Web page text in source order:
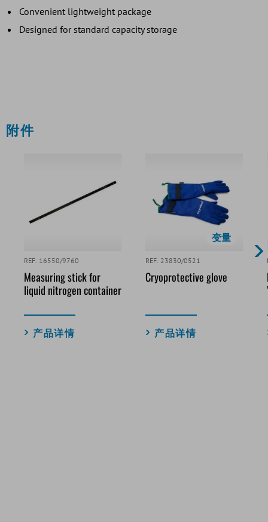
Convenient lightweight package
Designed for standard capacity storage
附件
REF. 16550/9760
Measuring stick for
liquid nitrogen container
产品详情
变量
REF. 23830/0521
Cryoprotective glove
产品详情